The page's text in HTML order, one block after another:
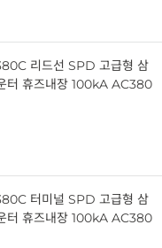
리드선 SPD 고급형 삼
터 휴즈내장 100kA AC380
터미널 SPD 고급형 삼
터 휴즈내장 100kA AC380